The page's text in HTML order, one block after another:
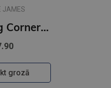
JAMES
Colouring Corner: Cosy Gardens : Adorable Outdoor Scenes for Hours of Colouring Fun
grozā